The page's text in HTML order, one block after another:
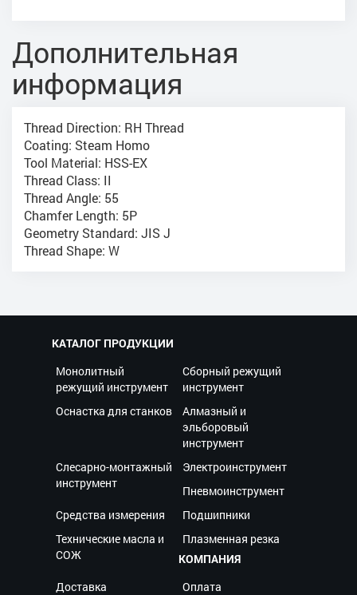
Дополнительная
информация
Thread Direction: RH Thread
Coating: Steam Homo
Tool Material: HSS-EX
Thread Class: II
Thread Angle: 55
Chamfer Length: 5P
Geometry Standard: JIS J
Thread Shape: W
КАТАЛОГ ПРОДУКЦИИ
Монолитный
режущий инструмент
Сборный режущий
инструмент
Оснастка для станков
Алмазный и
эльборовый
инструмент
Слесарно-монтажный
инструмент
Электроинструмент
Пневмоинструмент
Средства измерения
Подшипники
Технические масла и
СОЖ
Плазменная резка
КОМПАНИЯ
Доставка
Оплата